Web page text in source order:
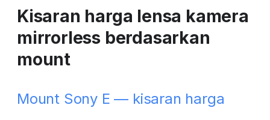
Kisaran harga lensa kamera
mirrorless berdasarkan
mount
Mount Sony E — kisaran harga